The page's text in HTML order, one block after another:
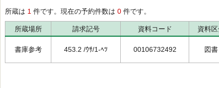
所蔵は 1 件です。現在の予約件数は 0 件です。
所蔵場所 請求記号 資料コード 資料
書庫参考 453.2 /ｳｻ/1-ﾍﾂ 00106732492 図書